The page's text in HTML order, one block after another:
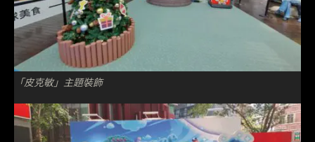
「皮克敏」主題裝飾